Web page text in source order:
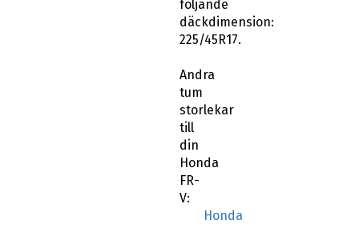
följande
däckdimension:
225/45R17.
Andra
tum
storlekar
till
din
Honda
FR-
V:
Honda